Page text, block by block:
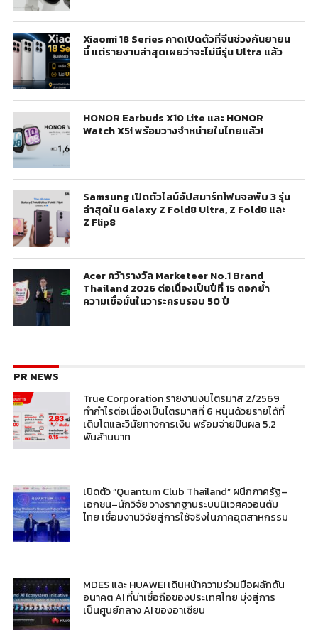
Xiaomi 18 Series คาดเปิดตัวที่จีนช่วงกันยายน
นี้ แต่รายงานล่าสุดเผยว่าจะไม่มีรุ่น Ultra แล้ว
HONOR Earbuds X10 Lite และ HONOR
Watch X5i พร้อมวางจำหน่ายในไทยแล้ว!
Samsung เปิดตัวไลน์อัปสมาร์ทโฟนจอพับ 3 รุ่น
ล่าสุดใน Galaxy Z Fold8 Ultra, Z Fold8 และ
Z Flip8
Acer คว้ารางวัล Marketeer No.1 Brand
Thailand 2026 ต่อเนื่องเป็นปีที่ 15 ตอกย้ำ
ความเชื่อมั่นในวาระครบรอบ 50 ปี
PR NEWS
True Corporation รายงานงบไตรมาส 2/2569
ทำกำไรต่อเนื่องเป็นไตรมาสที่ 6 หนุนด้วยรายได้ที่
เติบโตและวินัยทางการเงิน พร้อมจ่ายปันผล 5.2
พันล้านบาท
เปิดตัว “Quantum Club Thailand” ผนึกภาครัฐ–
เอกชน–นักวิจัย วางรากฐานระบบนิเวศควอนตัม
ไทย เชื่อมงานวิจัยสู่การใช้จริงในภาคอุตสาหกรรม
MDES และ HUAWEI เดินหน้าความร่วมมือผลักดัน
อนาคต AI ที่น่าเชื่อถือของประเทศไทย มุ่งสู่การ
เป็นศูนย์กลาง AI ของอาเซียน